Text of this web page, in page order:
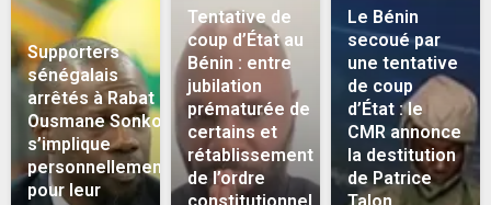
Supporters
sénégalais
arrêtés à Rabat :
Ousmane Sonko
s’implique
personnellement
pour leur
Tentative de
coup d’État au
Bénin : entre
jubilation
prématurée de
certains et
rétablissement
de l’ordre
Le Bénin
secoué par
une tentative
de coup
d’État : le
CMR annonce
la destitution
de Patrice